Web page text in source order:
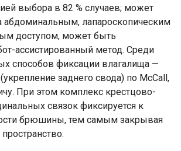
выбора в 82 % случаев; может
лапароскопическим
доступом, может быть
ассистированный метод. Среди
способов фиксации влагалища —
заднего свода) по McCall,
При этом комплекс крестцово-
связок фиксируется к
брюшины, тем самым закрывая